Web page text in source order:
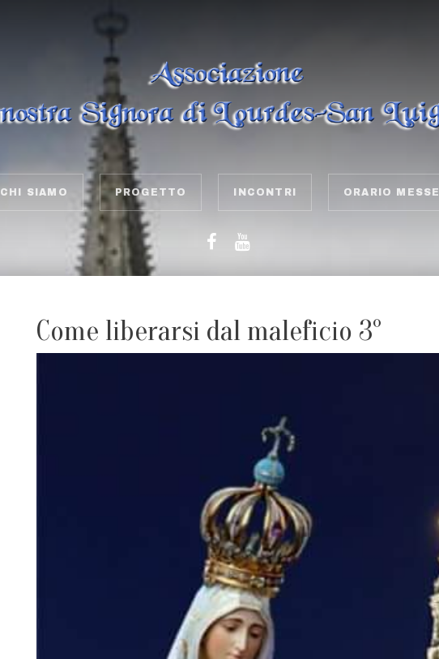
CHI SIAMO PROGETTO INCONTRI ORARIO MESSE
Come liberarsi dal maleficio 3°